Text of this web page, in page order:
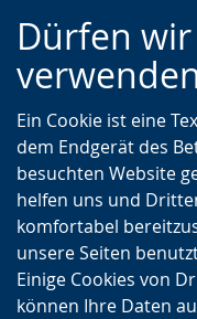
Dürfen
Ein Cookie ist eine
dem Endgerät des
besuchten Website
helfen uns und
komfortabel
unsere Seiten
Einige Cookies von
können Ihre Daten